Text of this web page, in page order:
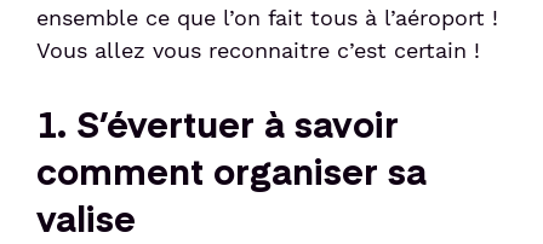
Voyager en Famille
Sénior et PMR
Voyageur avec un animal
ensemble ce que l’on fait tous à l’aéroport !
Vous allez vous reconnaitre c’est certain !
1. S’évertuer à savoir
comment organiser sa
valise